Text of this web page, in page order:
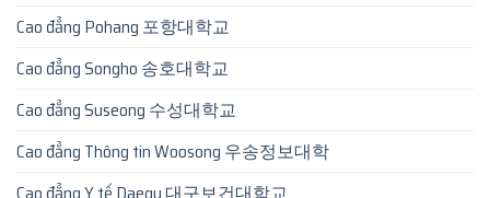
Cao đẳng Pohang 포항대학교
Cao đẳng Songho 송호대학교
Cao đẳng Suseong 수성대학교
Cao đẳng Thông tin Woosong 우송정보대학